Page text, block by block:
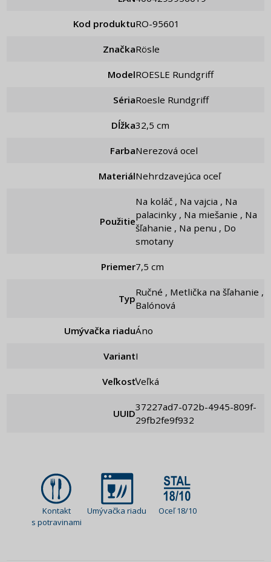
Kod produktu RO-95601
Značka Rösle
Model ROESLE Rundgriff
Séria Roesle Rundgriff
Dĺžka 32,5 cm
Farba Nerezová ocel
Materiál Nehrdzavejúca oceľ
Použitie
Na koláč , Na vajcia , Na
palacinky , Na miešanie , Na
šľahanie , Na penu , Do
smotany
Priemer 7,5 cm
Typ
Ručné , Metlička na šľahanie ,
Balónová
Umývačka riadu Áno
VariantI
Veľkosť Veľká
UUID
37227ad7-072b-4945-809f-
29fb2fe9f932
Kontakt
s potravinami
Umývačka riadu Oceľ 18/10